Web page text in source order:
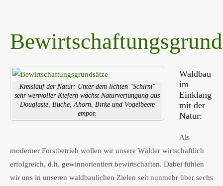
Kreislauf der Natur: Unter dem lichten "Schirm"
sehr wertvoller Kiefern wächst Naturverjüngung aus
Douglasie, Buche, Ahorn, Birke und Vogelbeere
empor.
Waldbau
im
Einklang
mit der
Natur:
Als
moderner Forstbetrieb wollen wir unsere Wälder wirtschaftlich
erfolgreich, d.h. gewinnorientiert bewirtschaften. Dabei fühlen
wir uns in unseren waldbaulichen Zielen seit nunmehr über sechs